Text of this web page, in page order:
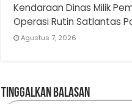
Kendaraan Dinas Milik
Operasi Rutin Satlantas
Agustus 7, 2026
Tinggalkan Balasan